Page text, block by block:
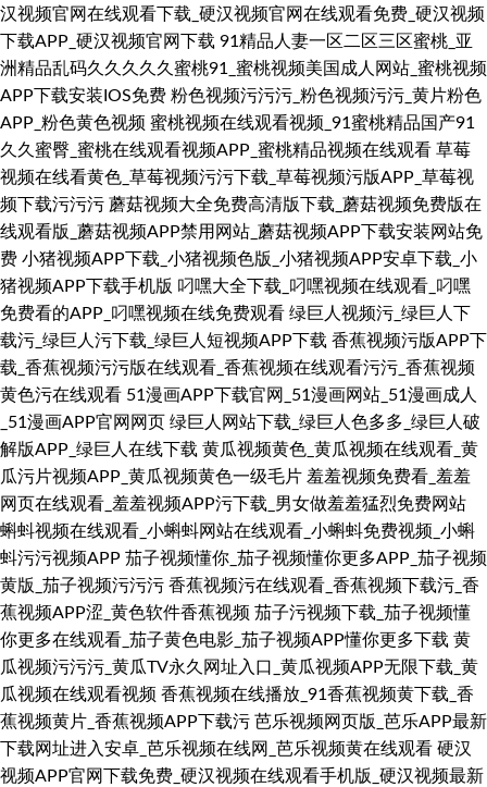
汉视频官网在线观看下载_硬汉视频官网在线观看免费_硬汉视频
下载APP_硬汉视频官网下载 91精品人妻一区二区三区蜜桃_亚
洲精品乱码久久久久久蜜桃91_蜜桃视频美国成人网站_蜜桃视频
APP下载安装IOS免费 粉色视频污污污_粉色视频污污_黄片粉色
APP_粉色黄色视频 蜜桃视频在线观看视频_91蜜桃精品国产91
久久蜜臀_蜜桃在线观看视频APP_蜜桃精品视频在线观看 草莓
视频在线看黄色_草莓视频污污下载_草莓视频污版APP_草莓视
频下载污污污 蘑菇视频大全免费高清版下载_蘑菇视频免费版在
线观看版_蘑菇视频APP禁用网站_蘑菇视频APP下载安装网站免
费 小猪视频APP下载_小猪视频色版_小猪视频APP安卓下载_小
猪视频APP下载手机版 叼嘿大全下载_叼嘿视频在线观看_叼嘿
免费看的APP_叼嘿视频在线免费观看 绿巨人视频污_绿巨人下
载污_绿巨人污下载_绿巨人短视频APP下载 香蕉视频污版APP下
载_香蕉视频污污版在线观看_香蕉视频在线观看污污_香蕉视频
黄色污在线观看 51漫画APP下载官网_51漫画网站_51漫画成人
_51漫画APP官网网页 绿巨人网站下载_绿巨人色多多_绿巨人破
解版APP_绿巨人在线下载 黄瓜视频黄色_黄瓜视频在线观看_黄
瓜污片视频APP_黄瓜视频黄色一级毛片 羞羞视频免费看_羞羞
网页在线观看_羞羞视频APP污下载_男女做羞羞猛烈免费网站
蝌蚪视频在线观看_小蝌蚪网站在线观看_小蝌蚪免费视频_小蝌
蚪污污视频APP 茄子视频懂你_茄子视频懂你更多APP_茄子视频
黄版_茄子视频污污污 香蕉视频污在线观看_香蕉视频下载污_香
蕉视频APP涩_黄色软件香蕉视频 茄子污视频下载_茄子视频懂
你更多在线观看_茄子黄色电影_茄子视频APP懂你更多下载 黄
瓜视频污污污_黄瓜TV永久网址入口_黄瓜视频APP无限下载_黄
瓜视频在线观看视频 香蕉视频在线播放_91香蕉视频黄下载_香
蕉视频黄片_香蕉视频APP下载污 芭乐视频网页版_芭乐APP最新
下载网址进入安卓_芭乐视频在线网_芭乐视频黄在线观看 硬汉
视频APP官网下载免费_硬汉视频在线观看手机版_硬汉视频最新